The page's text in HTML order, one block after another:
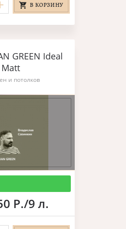
В КОРЗИНУ
GREEN Ideal
Matt
и потолков
Р./9 л.